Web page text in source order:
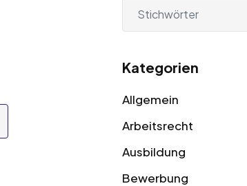
Kategorien
Allgemein
Arbeitsrecht
Ausbildung
Bewerbung